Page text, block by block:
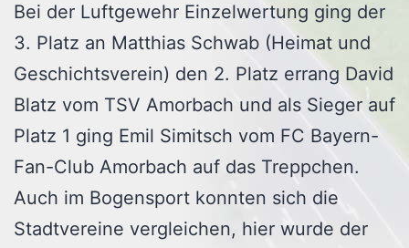
Bei der Luftgewehr Einzelwertung ging der
3. Platz an Matthias Schwab (Heimat und
Geschichtsverein) den 2. Platz errang David
Blatz vom TSV Amorbach und als Sieger auf
Platz 1 ging Emil Simitsch vom FC Bayern-
Fan-Club Amorbach auf das Treppchen.
Auch im Bogensport konnten sich die
Stadtvereine vergleichen, hier wurde der